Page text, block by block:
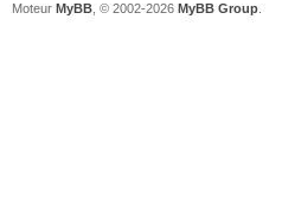
Moteur MyBB , © 2002-2026 MyBB Group